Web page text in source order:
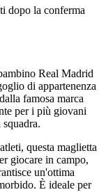
dopo la conferma
Real Madrid
di appartenenza
famosa marca
per i più giovani
questa maglietta
giocare in campo,
un'ottima
È ideale per